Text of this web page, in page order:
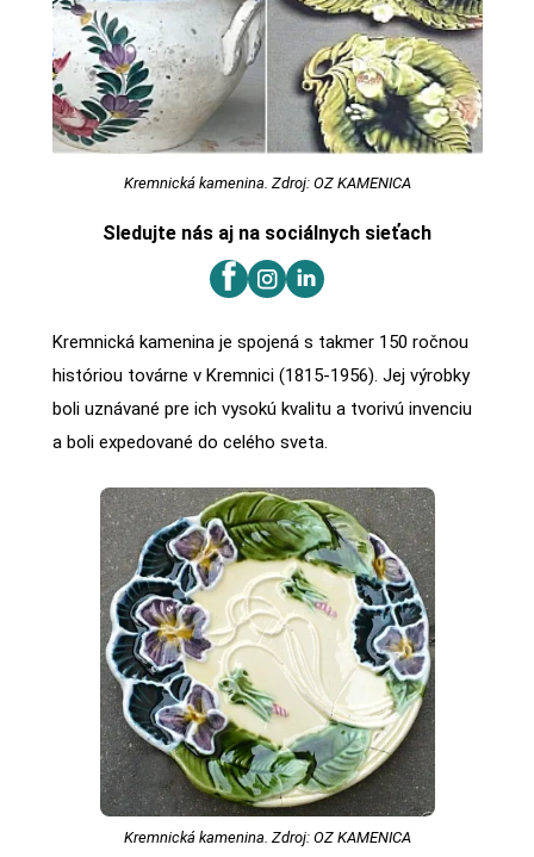
Kremnická kamenina. Zdroj: OZ KAMENICA
Sledujte nás aj na sociálnych sieťach
Kremnická kamenina je spojená s takmer 150 ročnou
históriou továrne v Kremnici (1815-1956). Jej výrobky
boli uznávané pre ich vysokú kvalitu a tvorivú invenciu
a boli expedované do celého sveta.
Kremnická kamenina. Zdroj: OZ KAMENICA